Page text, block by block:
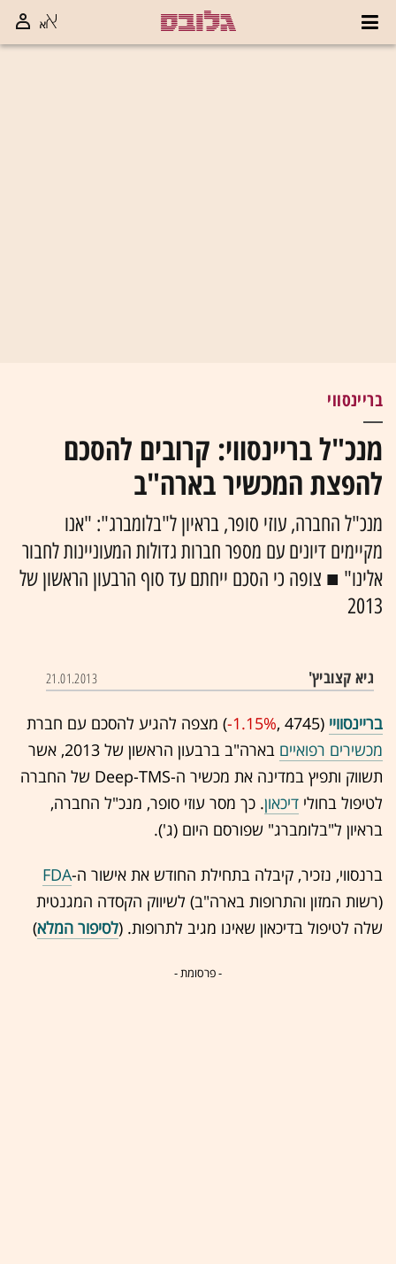
בריינסווי
מנכ"ל בריינסווי: קרובים להסכם
להפצת המכשיר בארה"ב
מנכ"ל החברה, עוזי סופר, בראיון ל"בלומברג": "אנו
מקיימים דיונים עם מספר חברות גדולות המעוניינות לחבור
אלינו" ■ צופה כי הסכם ייחתם עד סוף הרבעון הראשון של
2013
גיא קצוביץ' 21.01.2013
בריינסוויי (4745 ,‎
-1.15%‏) מצפה להגיע להסכם עם חברת
מכשירים רפואיים
בארה"ב ברבעון הראשון של 2013, אשר
תשווק ותפיץ במדינה את מכשיר ה-Deep-TMS של החברה
לטיפול בחולי דיכאון. כך מסר עוזי סופר, מנכ"ל החברה,
בראיון ל"בלומברג" שפורסם היום (ג').
ברנסווי, נזכיר, קיבלה בתחילת החודש את אישור ה-FDA
(רשות המזון והתרופות בארה"ב) לשיווק הקסדה המגנטית
שלה לטיפול בדיכאון שאינו מגיב לתרופות. (לסיפור המלא)
- פרסומת -